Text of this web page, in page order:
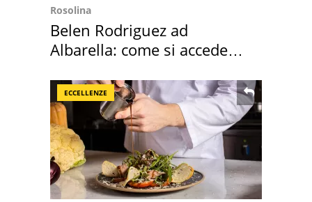
Rosolina
Belen Rodriguez ad
Albarella: come si accede
ECCELLENZE